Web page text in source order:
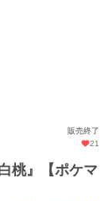
販売終了
21
桃』【ポケマ